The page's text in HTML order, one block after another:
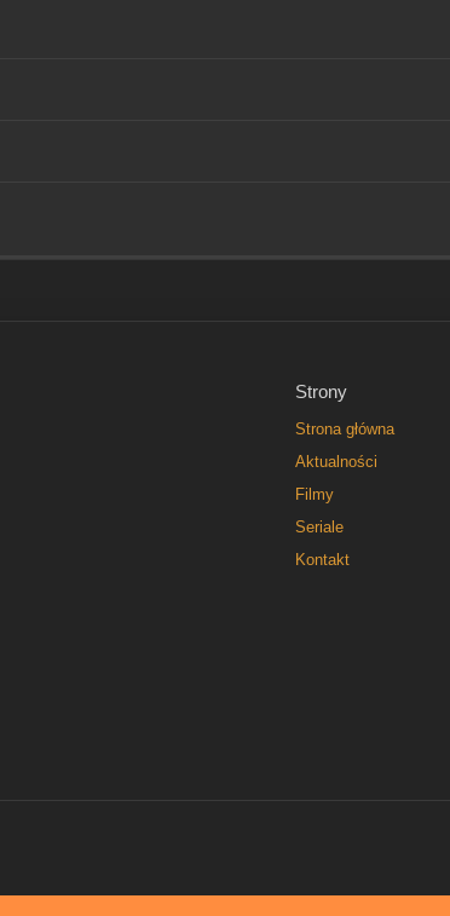
Strony
Strona główna
Aktualności
Filmy
Seriale
Kontakt